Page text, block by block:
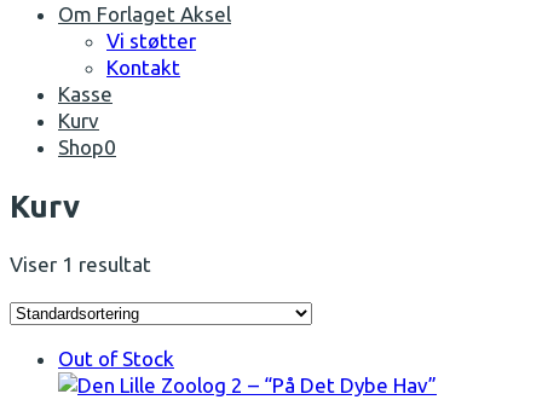
Om Forlaget Aksel
Vi støtter
Kontakt
Kasse
Kurv
Shop0
Open
Mobile
Kurv
Viser 1 resultat
Out of Stock